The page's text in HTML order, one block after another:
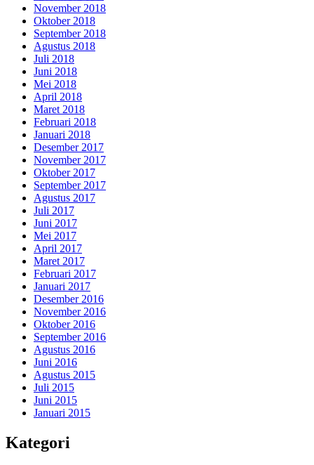
November 2018
Oktober 2018
September 2018
Agustus 2018
Juli 2018
Juni 2018
Mei 2018
April 2018
Maret 2018
Februari 2018
Januari 2018
Desember 2017
November 2017
Oktober 2017
September 2017
Agustus 2017
Juli 2017
Juni 2017
Mei 2017
April 2017
Maret 2017
Februari 2017
Januari 2017
Desember 2016
November 2016
Oktober 2016
September 2016
Agustus 2016
Juni 2016
Agustus 2015
Juli 2015
Juni 2015
Januari 2015
Kategori